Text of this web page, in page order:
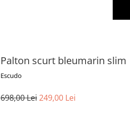
Palton scurt bleumarin slim
Escudo
698,00 Lei249,00 Lei